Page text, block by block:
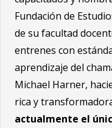
Fundación de
de su facultad
entrenes con
aprendizaje del
Michael Harner,
rica y
actualmente el